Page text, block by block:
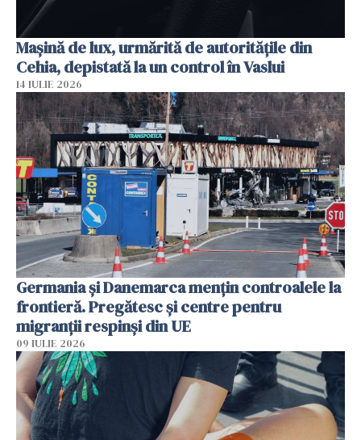
Mașină de lux, urmărită de autoritățile din
Cehia, depistată la un control în Vaslui
14 IULIE 2026
Germania și Danemarca mențin controalele la
frontieră. Pregătesc și centre pentru
migranții respinși din UE
09 IULIE 2026